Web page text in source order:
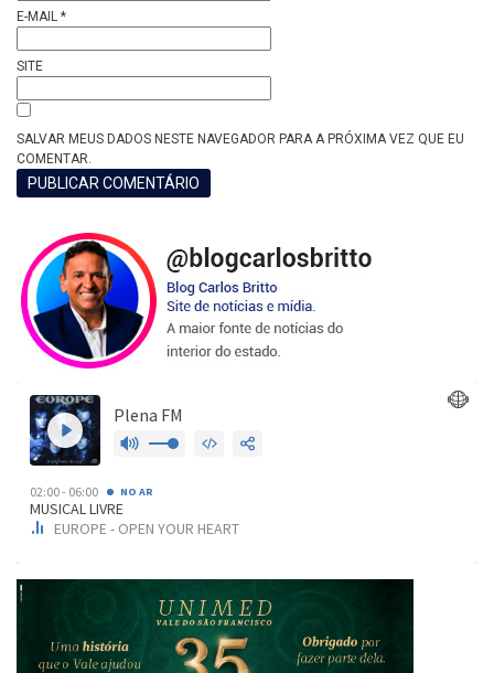
E-MAIL *
SITE
SALVAR MEUS DADOS NESTE NAVEGADOR PARA A PRÓXIMA VEZ QUE EU
COMENTAR.